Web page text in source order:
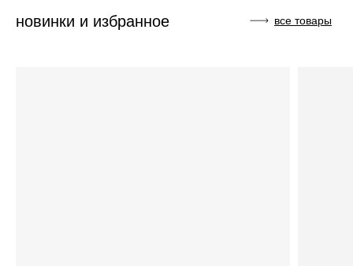
новинки и избранное все товары